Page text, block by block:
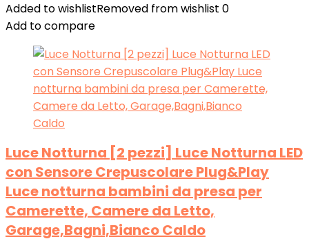
Added to wishlistRemoved from wishlist 0
Add to compare
Luce Notturna [2 pezzi] Luce Notturna LED
con Sensore Crepuscolare Plug&Play
Luce notturna bambini da presa per
Camerette, Camere da Letto,
Garage,Bagni,Bianco Caldo